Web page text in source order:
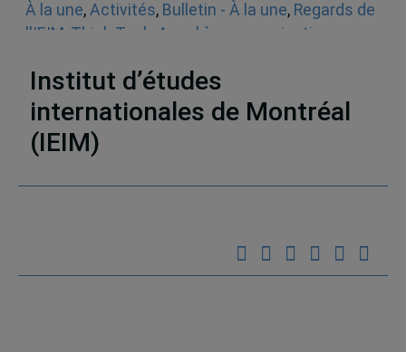
À la une, Activités, Bulletin - À la une, Regards de
l'IEIM Think Tank Appel à communications
Institut d’études
internationales de Montréal
(IEIM)